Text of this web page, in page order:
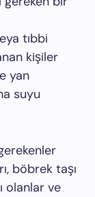
tıbbi
kişiler
yan
suyu
böbrek taşı
olanlar ve